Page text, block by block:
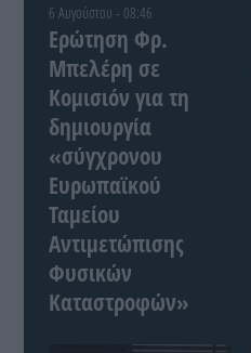
6 Αυγούστου - 08:46
Ερώτηση Φρ.
Μπελέρη σε
Κομισιόν για τη
δημιουργία
«σύγχρονου
Ευρωπαϊκού
Ταμείου
Αντιμετώπισης
Φυσικών
Καταστροφών»